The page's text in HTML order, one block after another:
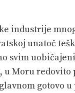
industrije
unatoč
svim
Moru redovito
gotovo